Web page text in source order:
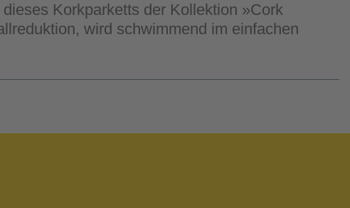
Korkparketts der Kollektion »Cork
wird schwimmend im einfachen